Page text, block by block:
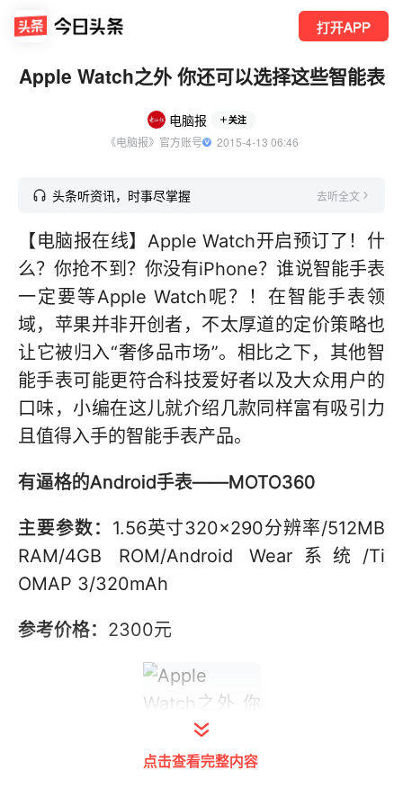
打开APP
Apple Watch之外 你还可以选择这些智能表
电脑报 关注
《电脑报》官方账号
  2015-4-13 06:46
头条听资讯，时事尽掌握 去听全文
【电脑报在线】Apple Watch开启预订了！什
么？你抢不到？你没有iPhone？谁说智能手表
一定要等Apple Watch呢？！在智能手表领
域，苹果并非开创者，不太厚道的定价策略也
让它被归入“奢侈品市场”。相比之下，其他智
能手表可能更符合科技爱好者以及大众用户的
口味，小编在这儿就介绍几款同样富有吸引力
且值得入手的智能手表产品。
有逼格的Android手表——MOTO360
主要参数： 1.56英寸320×290分辨率/512MB
RAM/4GB ROM/Android Wear系统/Ti
OMAP 3/320mAh
参考价格： 2300元
点击查看完整内容